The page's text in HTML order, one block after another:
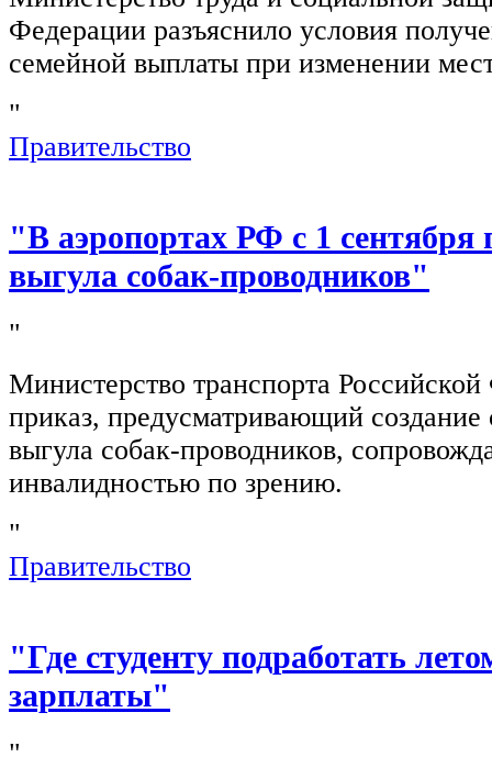
Федерации разъяснило условия
семейной выплаты при изменении
"
Правительство
"В аэропортах РФ с 1 сентября
выгула собак-проводников"
"
Министерство транспорта
приказ, предусматривающий создание
выгула собак-проводников,
инвалидностью по зрению.
"
Правительство
"Где студенту подработать
зарплаты"